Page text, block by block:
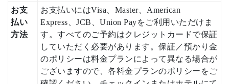
お支
払い
方法
お支払いにはVisa、Master、American
Express、JCB、Union Payをご利用いただけま
す。すべてのご予約はクレジットカードで保証
していただく必要があります。保証／預かり金
のポリシーは料金プランによって異なる場合が
ございますので、各料金プランのポリシーをご